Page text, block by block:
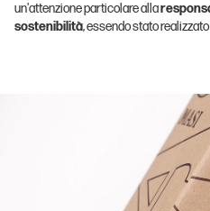
un'attenzione particolare alla
sostenibilità, essendo stato